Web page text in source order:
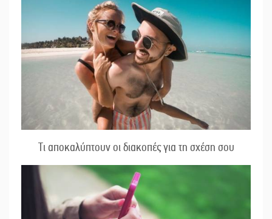
Τι αποκαλύπτουν οι διακοπές για τη σχέση σου